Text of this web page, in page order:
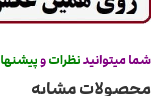
شما میتوانیدنظراتو
محصولات مشابه